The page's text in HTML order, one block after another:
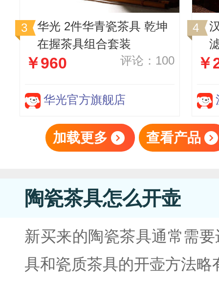
华光 2件华青瓷茶具 乾坤
在握茶具组合套装
￥960 评论：100
华光官方旗舰店
￥
加载更多 查看产品
陶瓷茶具怎么开壶
新买来的陶瓷茶具通常需
具和瓷质茶具的开壶方法略